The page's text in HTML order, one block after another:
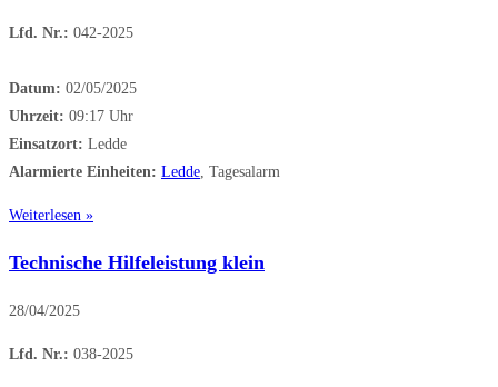
Lfd. Nr.: 042-2025
Datum: 02/05/2025
Uhrzeit: 09:17 Uhr
Einsatzort: Ledde
Alarmierte Einheiten: Ledde, Tagesalarm
Weiterlesen »
Technische Hilfeleistung klein
28/04/2025
Lfd. Nr.: 038-2025